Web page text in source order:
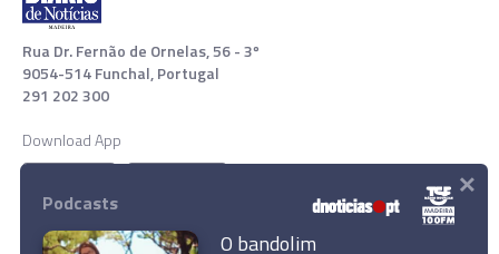
Rua Dr. Fernão de Ornelas, 56 - 3º
9054-514 Funchal, Portugal
291 202 300
Download App
Podcasts
O bandolim
×